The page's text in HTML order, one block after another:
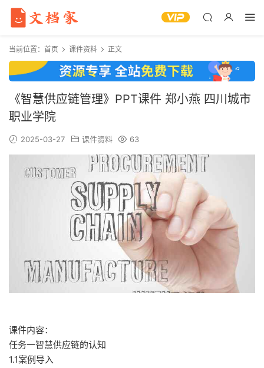
当前位置： 首页 课件资料 正文
《智慧供应链管理》PPT课件 郑小燕 四川城市
职业学院
2025-03-27 课件资料 63
课件内容：
任务一智慧供应链的认知
1.1案例导入